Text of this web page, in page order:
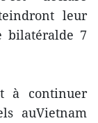
leur
bilatéralde 7
à continuer
auVietnam